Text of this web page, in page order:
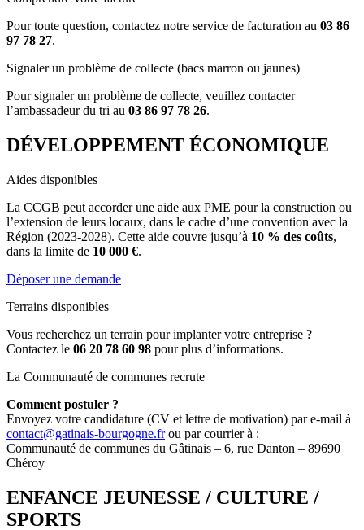
Pour toute question, contactez notre service de facturation au 03 86
97 78 27.
Signaler un problème de collecte (bacs marron ou jaunes)
Pour signaler un problème de collecte, veuillez contacter
l’ambassadeur du tri au 03 86 97 78 26.
DÉVELOPPEMENT ÉCONOMIQUE
Aides disponibles
La CCGB peut accorder une aide aux PME pour la construction ou
l’extension de leurs locaux, dans le cadre d’une convention avec la
Région (2023-2028). Cette aide couvre jusqu’à 10 % des coûts,
dans la limite de 10 000 €.
Déposer une demande
Terrains disponibles
Vous recherchez un terrain pour implanter votre entreprise ?
Contactez le 06 20 78 60 98 pour plus d’informations.
La Communauté de communes recrute
Comment postuler ?
Envoyez votre candidature (CV et lettre de motivation) par e-mail à
contact@gatinais-bourgogne.frou par courrier à :
Communauté de communes du Gâtinais – 6, rue Danton – 89690
Chéroy
ENFANCE JEUNESSE / CULTURE /
SPORTS